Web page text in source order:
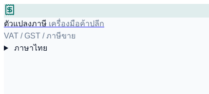
ตัวแปลงภาษี เครื่องมือค้าปลีก
VAT / GST / ภาษีขาย
ภาษาไทย